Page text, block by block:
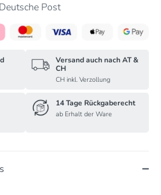
Post
Versand auch nach AT &
CH
CH inkl. Verzollung
14 Tage Rückgaberecht
ab Erhalt der Ware